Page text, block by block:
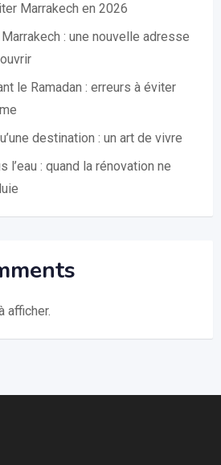
Marrakech en 2026
: une nouvelle adresse
le Ramadan : erreurs à éviter
destination : un art de vivre
l’eau : quand la rénovation ne
afficher.